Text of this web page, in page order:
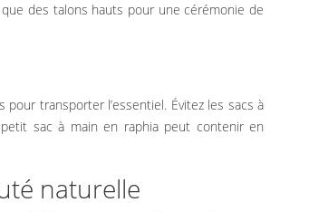
des talons hauts pour une cérémonie de
transporter l’essentiel. Évitez les sacs à
sac à main en raphia peut contenir en
naturelle